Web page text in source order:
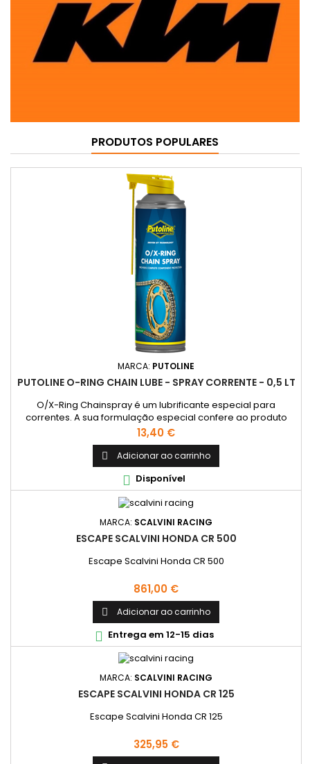
PRODUTOS POPULARES
MARCA: PUTOLINE
PUTOLINE O-RING CHAIN LUBE - SPRAY CORRENTE - 0,5 LT
O/X-Ring Chainspray é um lubrificante especial para
correntes. A sua formulação especial confere ao produto
uma resistência muito eficaz a temperaturas elevadas.
Preço
13,40 €
 Adicionar ao carrinho
 Disponível
MARCA: SCALVINI RACING
ESCAPE SCALVINI HONDA CR 500
Escape Scalvini Honda CR 500
Preço
861,00 €
 Adicionar ao carrinho
 Entrega em 12-15 dias
MARCA: SCALVINI RACING
ESCAPE SCALVINI HONDA CR 125
Escape Scalvini Honda CR 125
Preço
325,95 €